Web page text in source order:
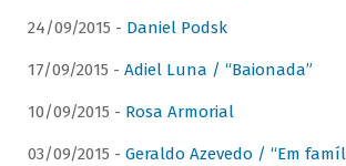
24/09/2015 - Daniel Podsk
17/09/2015 - Adiel Luna / “Baionada”
10/09/2015 - Rosa Armorial
03/09/2015 - Geraldo Azevedo / “Em